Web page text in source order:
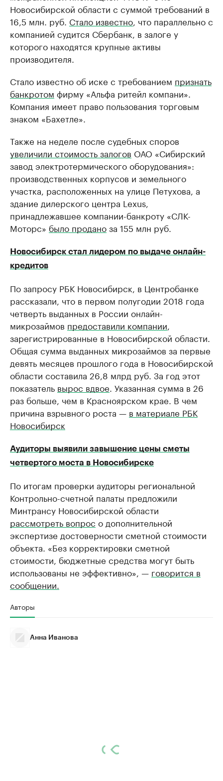
Новосибирской области с суммой требований в
16,5 млн. руб.​ Стало известно , что параллельно с
компанией судится Сбербанк, в залоге у
которого находятся крупные активы
производителя.
Стало известно об иске с требованием признать
банкротом фирму «Альфа ритейл компани».
Компания имеет право пользования торговым
знаком «Бахетле».
Также на неделе после судебных споров
увеличили стоимость залогов ОАО «Сибирский
завод электротермического оборудования»:
производственных корпусов и земельного
участка, расположенных на улице Петухова, а
здание дилерского центра Lexus,
принадлежавшее компании-банкроту «СЛК-
Моторс» было проданоза 155 млн руб.
Новосибирск стал лидером по выдаче онлайн-
кредитов
По запросу РБК Новосибирск, в Центробанке
рассказали, что в первом полугодии 2018 года
четверть выданных в России онлайн-
микрозаймов предоставили компании
зарегистрированные в Новосибирской области.
Общая сумма выданных микрозаймов за первые
девять месяцев прошлого года в Новосибирской
области составила 26,8 млрд руб. За год этот
показатель вырос вдвое . Указанная сумма в 26
раз больше, чем в Красноярском крае. В чем
причина взрывного роста — в материале РБК
Новосибирск
Аудиторы выявили завышение цены сметы
четвертого моста в Новосибирске
По итогам проверки аудиторы региональной
Контрольно-счетной палаты предложили
Минтрансу Новосибирской области
рассмотреть вопрос о дополнительной
экспертизе достоверности сметной стоимости
объекта. «Без корректировки сметной
стоимости, бюджетные средства могут быть
использованы не эффективно», — говорится в
сообщении.
Авторы
Анна Иванова